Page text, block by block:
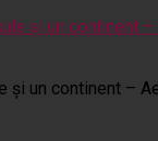
și un continent –